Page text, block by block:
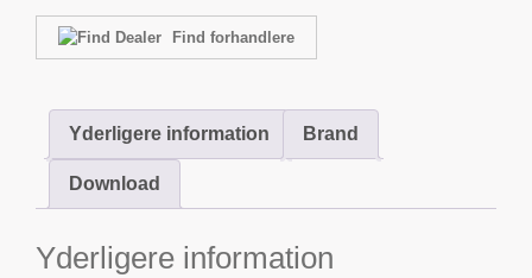
Find forhandlere
Yderligere information Brand
Download
Yderligere information